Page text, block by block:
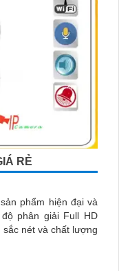
RẺ
phẩm hiện đại và
sắc nét và chất lượng